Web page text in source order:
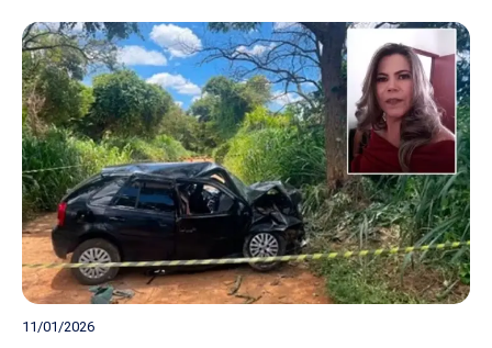
11/01/2026